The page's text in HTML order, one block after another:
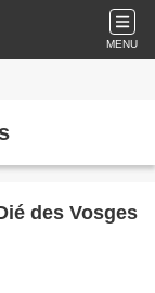
MENU
des Vosges